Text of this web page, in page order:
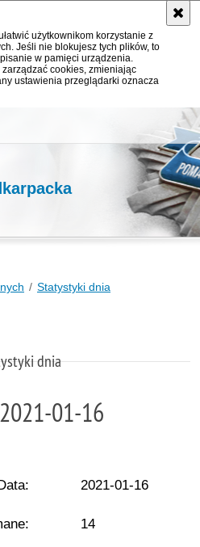
użytkownikom korzystanie z
Jeśli nie blokujesz tych plików, to
w pamięci urządzenia.
cookies, zmieniając
ustawienia przeglądarki oznacza
Statystyki dnia
dnia
01-16
2021-01-16
14